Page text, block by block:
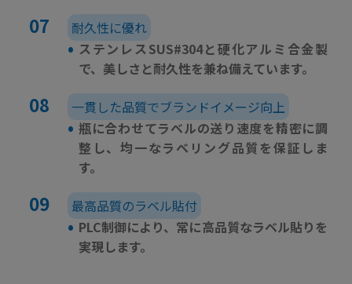
耐久性に優れ
• ステンレスSUS#304と硬化アルミ合金製
で、美しさと耐久性を兼ね備えています。
一貫した品質でブランドイメージ向上
• 瓶に合わせてラベルの送り速度を精密に調
整し、均一なラベリング品質を保証しま
す。
最高品質のラベル貼付
• PLC制御により、常に高品質なラベル貼りを
実現します。